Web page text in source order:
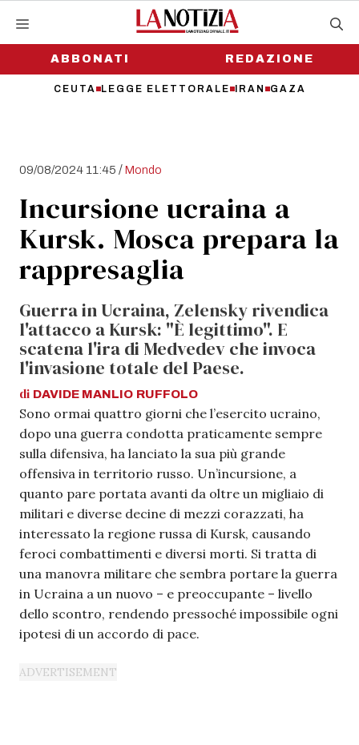
contenutoABBONATI
CEUTA LEGGE ELETTORALE IRAN GAZA
REDAZIONE
09/08/2024 11:45 /Mondo
Incursione ucraina a
Kursk. Mosca prepara la
rappresaglia
Guerra in Ucraina, Zelensky rivendica
l'attacco a Kursk: "È legittimo". E
scatena l'ira di Medvedev che invoca
l'invasione totale del Paese.
di DAVIDE MANLIO RUFFOLO
Sono ormai quattro giorni che l’esercito ucraino,
dopo una guerra condotta praticamente sempre
sulla difensiva, ha lanciato la sua più grande
offensiva in territorio russo. Un’incursione, a
quanto pare portata avanti da oltre un migliaio di
militari e diverse decine di mezzi corazzati, ha
interessato la regione russa di Kursk, causando
feroci combattimenti e diversi morti. Si tratta di
una manovra militare che sembra portare la guerra
in Ucraina a un nuovo – e preoccupante – livello
dello scontro, rendendo pressoché impossibile ogni
ipotesi di un accordo di pace.